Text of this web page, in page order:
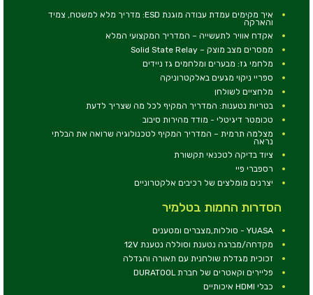
איך מקימים עמדת עבודה מוגנת ESD: מדריך מלא למשטח, צמיד
והארקה
אקדח אוויר לתעשייה – המדריך המקצועי המלא
ממסרים מצב מוצק – Solid State Relay
מלחמי גז: מבערים ומלחמים גז ניידים
ספריי ניקוי מגעים באלקטרוניקה
מלחציים לשולחן
בטריות נטענות: המדריך המקיף לכל מה שצריך לדעת
טכומטר דיגיטלי - מודד מהירות סיבוב
מצלמה תרמית – המדריך המקיף לטכנולוגיה שרואה את הבלתי
נראה
ציוד בדיקה לטכנאי תקשורת
רספברי פיי
יצרנים מומלצים של רכיבים אלקטרוניים
הסדרות החמות בטלמיר
YUASA - סוללות,מצברים ומטענים
מקדחה/מברגה נטענת וסוללה נטענת 12V
זכוכית מגדלת שולחנית עם תאורה והגדלה
פליירים וקאטרים של חברת DURATOOL
כבלי HDMI איכותיים